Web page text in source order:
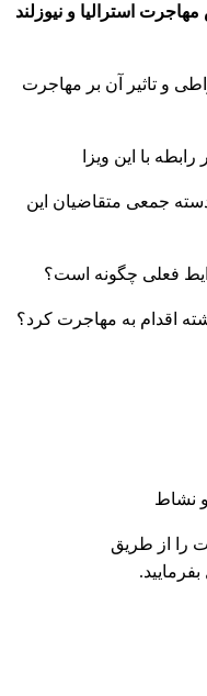
استرالیا و نیوزلند
و تاثیر آن بر مهاجرت
۱۹۱ و اعتراض دسته جمعی متقاضیان این
فعلی چگونه است؟
اقدام به مهاجرت کرد؟
نشاط
را از طریق